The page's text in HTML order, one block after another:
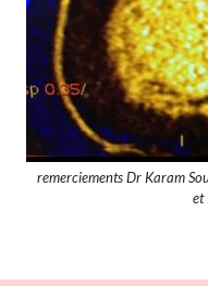
remerciements Dr Karam
et